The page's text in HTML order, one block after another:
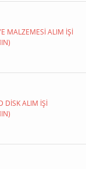
MALZEMESİ ALIM İŞİ
DİSK ALIM İŞİ